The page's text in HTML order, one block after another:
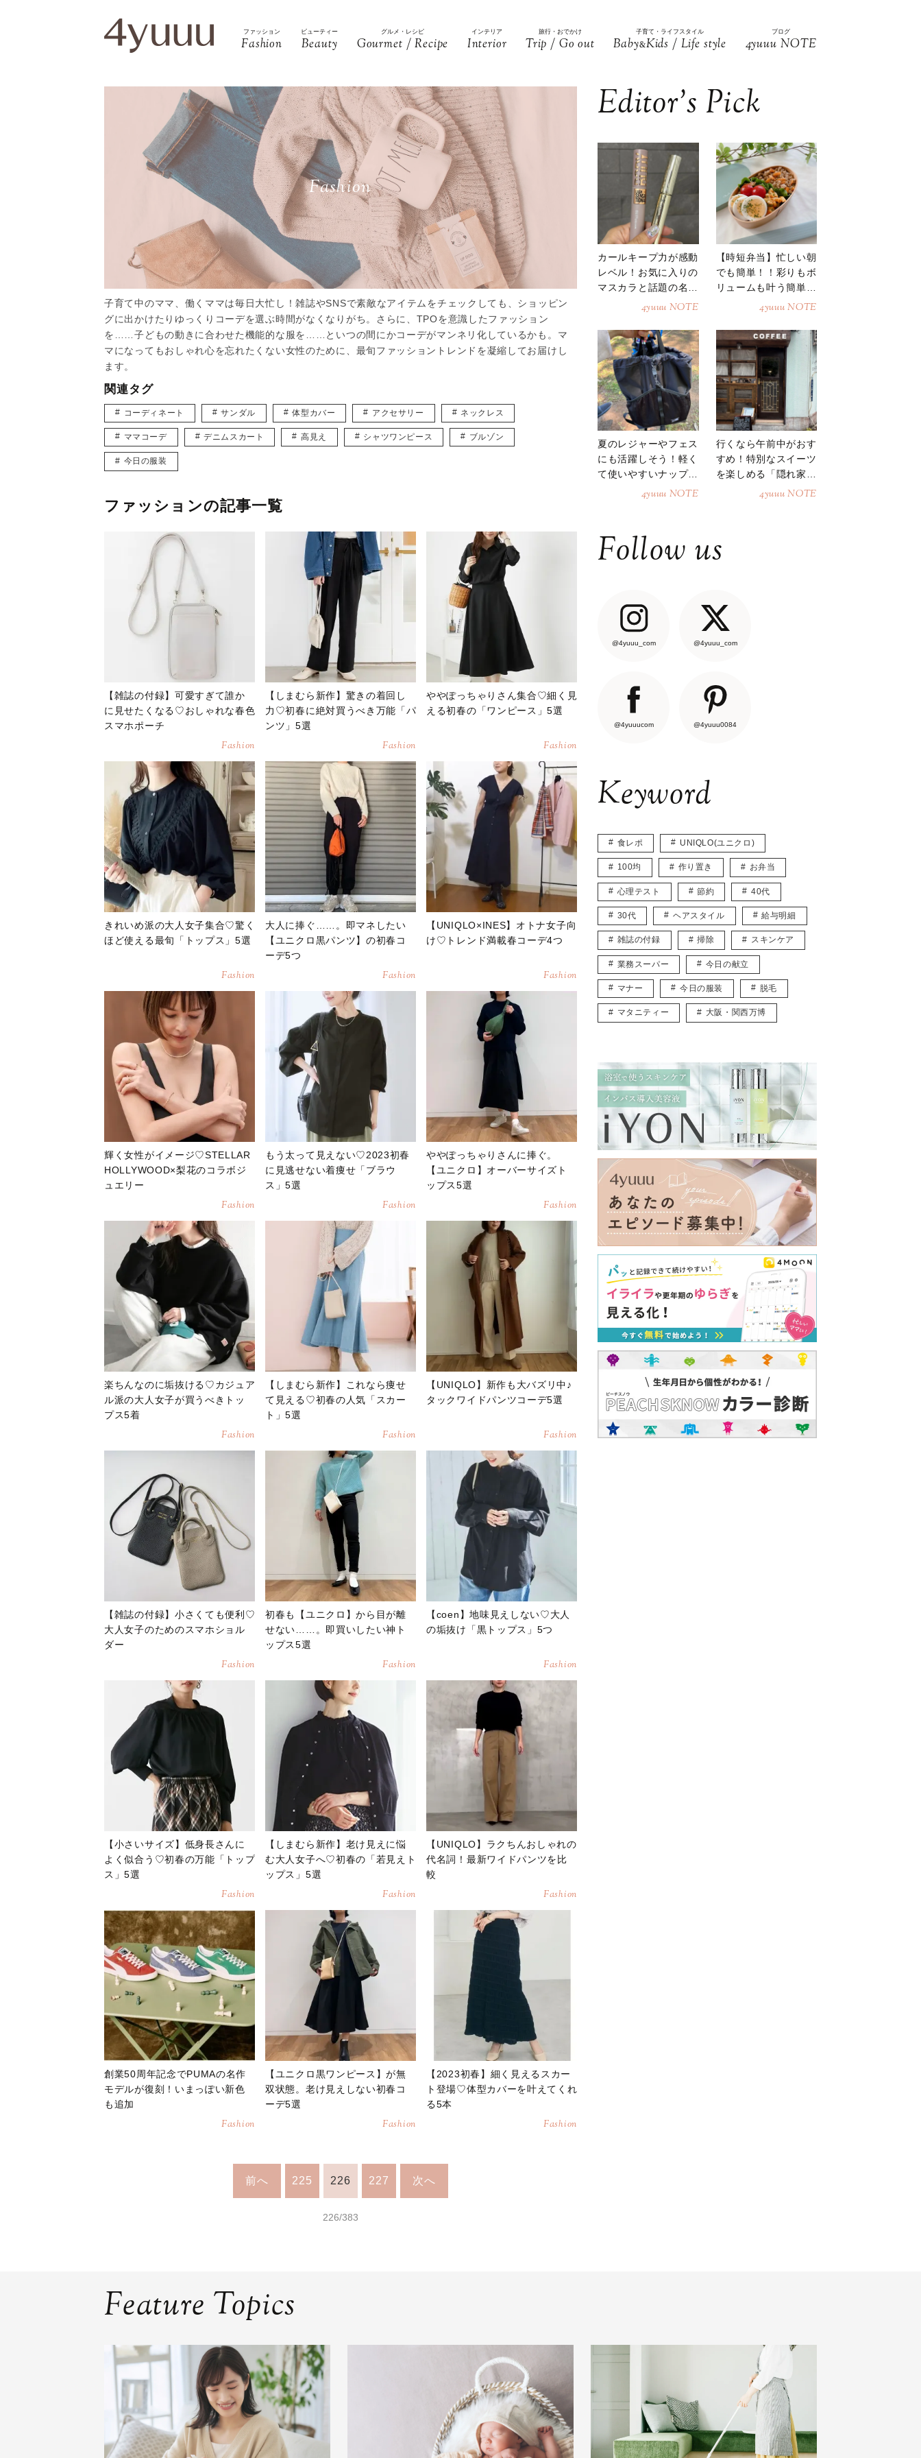
ファッション
Fashion
ビューティー
Beauty
グルメ・レシピ
Gourmet / Recipe
インテリア
Interior
旅行・おでかけ
Trip / Go out
子育て・ライフスタイル
Baby&Kids / Life style
ブログ
4yuuu NOTE
Fashion
子育て中のママ、働くママは毎日大忙し！雑誌やSNSで素敵なアイテムをチェックしても、ショッピン
グに出かけたりゆっくりコーデを選ぶ時間がなくなりがち。さらに、TPOを意識したファッション
を……子どもの動きに合わせた機能的な服を……といつの間にかコーデがマンネリ化しているかも。マ
マになってもおしゃれ心を忘れたくない女性のために、最旬ファッショントレンドを凝縮してお届けし
ます。
関連タグ
コーディネート サンダル 体型カバー アクセサリー ネックレス
ママコーデ デニムスカート 高見え シャツワンピース ブルゾン
今日の服装
ファッションの記事一覧
【雑誌の付録】可愛すぎて誰か
に見せたくなる♡おしゃれな春色
スマホポーチ
Fashion
【しまむら新作】驚きの着回し
力♡初春に絶対買うべき万能「パ
ンツ」5選
Fashion
ややぽっちゃりさん集合♡細く見
える初春の「ワンピース」5選
Fashion
きれいめ派の大人女子集合♡驚く
ほど使える最旬「トップス」5選
Fashion
大人に捧ぐ……。即マネしたい
【ユニクロ黒パンツ】の初春コ
ーデ5つ
Fashion
【UNIQLO×INES】オトナ女子向
け♡トレンド満載春コーデ4つ
Fashion
輝く女性がイメージ♡STELLAR
HOLLYWOOD×梨花のコラボジ
ュエリー
Fashion
もう太って見えない♡2023初春
に見逃せない着痩せ「ブラウ
ス」5選
Fashion
ややぽっちゃりさんに捧ぐ。
【ユニクロ】オーバーサイズト
ップス5選
Fashion
楽ちんなのに垢抜ける♡カジュア
ル派の大人女子が買うべきトッ
プス5着
Fashion
【しまむら新作】これなら痩せ
て見える♡初春の人気「スカー
ト」5選
Fashion
【UNIQLO】新作も大バズリ中♪
タックワイドパンツコーデ5選
Fashion
【雑誌の付録】小さくても便利♡
大人女子のためのスマホショル
ダー
Fashion
初春も【ユニクロ】から目が離
せない……。即買いしたい神ト
ップス5選
Fashion
【coen】地味見えしない♡大人
の垢抜け「黒トップス」5つ
Fashion
【小さいサイズ】低身長さんに
よく似合う♡初春の万能「トップ
ス」5選
Fashion
【しまむら新作】老け見えに悩
む大人女子へ♡初春の「若見えト
ップス」5選
Fashion
【UNIQLO】ラクちんおしゃれの
代名詞！最新ワイドパンツを比
較
Fashion
創業50周年記念でPUMAの名作
モデルが復刻！いまっぽい新色
も追加
Fashion
【ユニクロ黒ワンピース】が無
双状態。老け見えしない初春コ
ーデ5選
Fashion
【2023初春】細く見えるスカー
ト登場♡体型カバーを叶えてくれ
る5本
Fashion
前へ 225 226 227 次へ
226/383
Editor’s Pick
カールキープ力が感動
レベル！お気に入りの
マスカラと話題の名品
4yuuu NOTE
【時短弁当】忙しい朝
でも簡単！！彩りもボ
リュームも叶う簡単そ
4yuuu NOTE
夏のレジャーやフェス
にも活躍しそう！軽く
て使いやすいナップサ
4yuuu NOTE
行くなら午前中がおす
すめ！特別なスイーツ
を楽しめる「隠れ家カ
4yuuu NOTE
Follow us
@4yuuu_com @4yuuu_com
@4yuuucom @4yuuu0084
Keyword
食レポ UNIQLO(ユニクロ)
100均 作り置き お弁当
心理テスト 節約 40代
30代 ヘアスタイル 給与明細
雑誌の付録 掃除 スキンケア
業務スーパー 今日の献立
マナー 今日の服装 脱毛
マタニティー 大阪・関西万博
Feature Topics